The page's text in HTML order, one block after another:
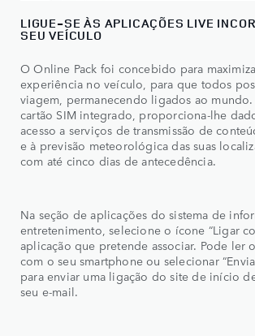
LIGUE-SE ÀS APLICAÇÕES LIVE
SEU VEÍCULO
O Online Pack foi concebido para
experiência no veículo, para que todos
viagem, permanecendo ligados ao
cartão SIM integrado, proporciona-lhe
acesso a serviços de transmissão de
e à previsão meteorológica das suas
com até cinco dias de antecedência.
Na seção de aplicações do sistema de
entretenimento, selecione o ícone “Ligar
aplicação que pretende associar. Pode ler
com o seu smartphone ou selecionar
para enviar uma ligação do site de início
seu e-mail.